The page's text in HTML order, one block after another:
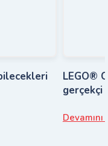
LEGO®
gerçekçi
Devamını